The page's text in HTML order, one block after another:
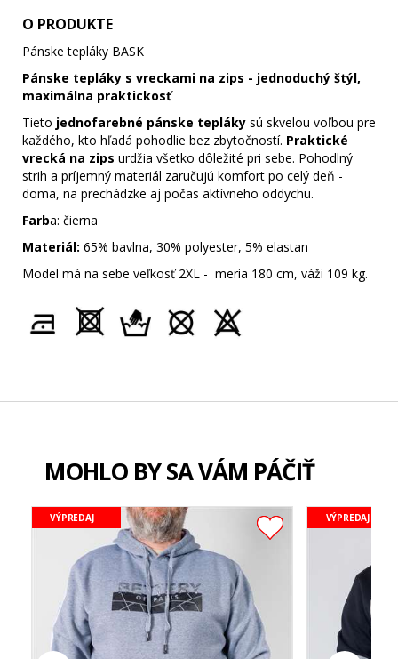
O PRODUKTE
Pánske tepláky BASK
Pánske tepláky s vreckami na zips - jednoduchý štýl,
maximálna praktickosť
Tieto jednofarebné pánske tepláky sú skvelou voľbou pre
každého, kto hľadá pohodlie bez zbytočností. Praktické
vrecká na zips urdžia všetko dôležité pri sebe. Pohodlný
strih a príjemný materiál zaručujú komfort po celý deň -
doma, na prechádzke aj počas aktívneho oddychu.
Farba: čierna
Materiál: 65% bavlna, 30% polyester, 5% elastan
Model má na sebe veľkosť 2XL - meria 180 cm, váži 109 kg.
MOHLO BY SA VÁM PÁČIŤ
VÝPREDAJ VÝPREDAJ